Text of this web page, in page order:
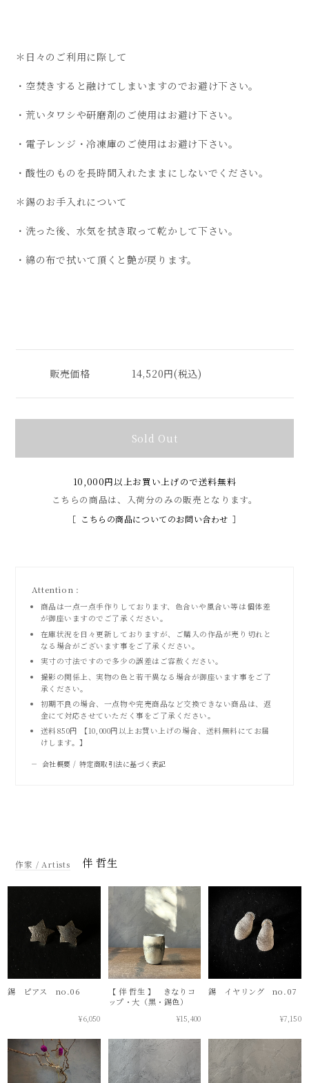
＊日々のご利用に際して
・空焚きすると融けてしまいますのでお避け下さい。
・荒いタワシや研磨剤のご使用はお避け下さい。
・電子レンジ・冷凍庫のご使用はお避け下さい。
・酸性のものを長時間入れたままにしないでください。
＊錫のお手入れについて
・洗った後、水気を拭き取って乾かして下さい。
・綿の布で拭いて頂くと艶が戻ります。
販売価格 14,520円(税込)
Sold Out
10,000円以上お買い上げので送料無料
こちらの商品は、入荷分のみの販売となります。
こちらの商品についてのお問い合わせ
Attention :
商品は一点一点手作りしております、色合いや風合い等は個体差
が御座いますのでご了承ください。
在庫状況を日々更新しておりますが、ご購入の作品が売り切れと
なる場合がございます事をご了承ください。
実寸の寸法ですので多少の誤差はご容赦ください。
撮影の関係上、実物の色と若干異なる場合が御座います事をご了
承ください。
初期不良の場合、一点物や完売商品など交換できない商品は、返
金にて対応させていただく事をご了承ください。
送料850円 【10,000円以上お買い上げの場合、送料無料にてお届
けします。】
会社概要 / 特定商取引法に基づく表記
伴 哲生
錫 ピアス no.06
¥6,050
【 伴 哲生 】 きなりコ
ップ・大（黒・錫色）
¥15,400
錫 イヤリング no.07
¥7,150